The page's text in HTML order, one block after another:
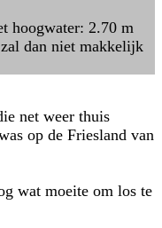
hoogwater: 2.70 m
dan niet makkelijk
net weer thuis
op de Friesland van
wat moeite om los te